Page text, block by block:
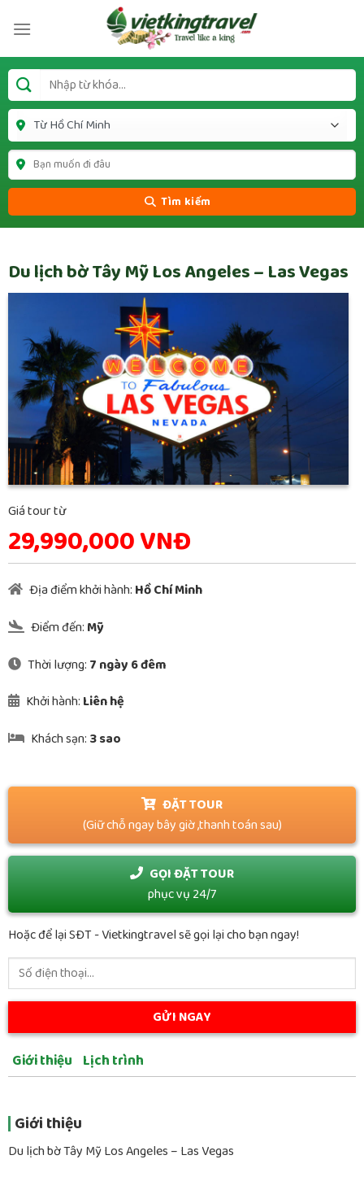
Tìm kiếm
Du lịch bờ Tây Mỹ Los Angeles – Las Vegas
Giá tour từ
29,990,000 VNĐ
Địa điểm khởi hành: Hồ Chí Minh
Điểm đến: Mỹ
Thời lượng: 7 ngày 6 đêm
Khởi hành: Liên hệ
Khách sạn: 3 sao
ĐẶT TOUR
(Giữ chỗ ngay bây giờ ,thanh toán sau)
GỌI ĐẶT TOUR
phục vụ 24/7
Hoặc để lại SĐT - Vietkingtravel sẽ gọi lại cho bạn ngay!
Giới thiệu Lịch trình
Giới thiệu
Du lịch bờ Tây Mỹ Los Angeles – Las Vegas